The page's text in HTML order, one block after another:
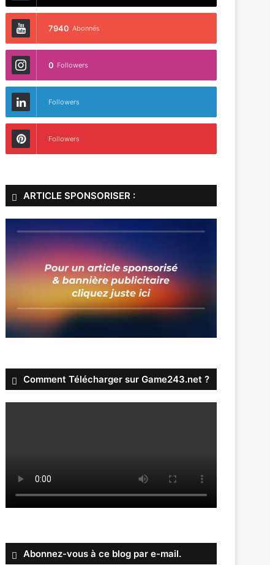
7940 Abonnés
0 Followers
Followers
Followers
ARTICLE SPONSORISER :
Comment Télécharger sur Game243.net ?
Abonnez-vous à ce blog par e-mail.